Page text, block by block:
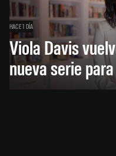
HACE 1 DÍA
Viola Davis
nueva serie